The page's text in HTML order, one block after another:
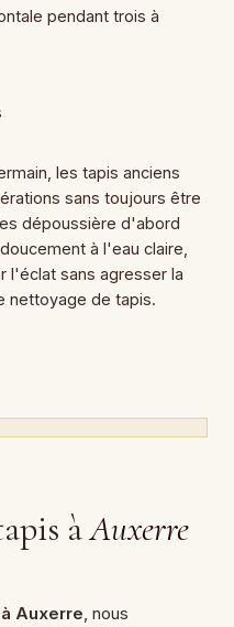
pendant trois à
les tapis anciens
sans toujours être
dépoussière d'abord
à l'eau claire,
l'éclat sans agresser la
nettoyage de tapis.
àAuxerre
Auxerre , nous